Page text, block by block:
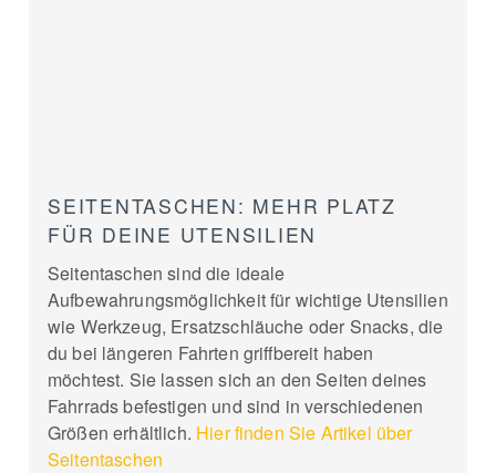
SEITENTASCHEN: MEHR PLATZ
FÜR DEINE UTENSILIEN
Seitentaschen sind die ideale
Aufbewahrungsmöglichkeit für wichtige Utensilien
wie Werkzeug, Ersatzschläuche oder Snacks, die
du bei längeren Fahrten griffbereit haben
möchtest. Sie lassen sich an den Seiten deines
Fahrrads befestigen und sind in verschiedenen
Größen erhältlich. Hier finden Sie Artikel über
Seitentaschen